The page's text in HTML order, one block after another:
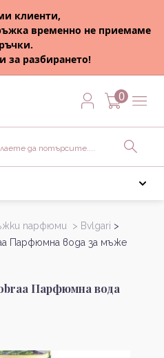
клиенти,
временно не приемаме
за разбирането!
0
парфюми > Bvlgari >
Парфюмна вода за мъже
Парфюмна вода